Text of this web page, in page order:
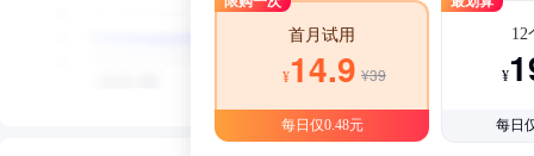
首月试用
¥14.9 ¥39
每日仅0.48元
12
¥
每日